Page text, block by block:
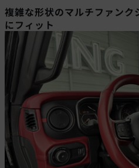
複雑な形状のマルチファンク
にフィット